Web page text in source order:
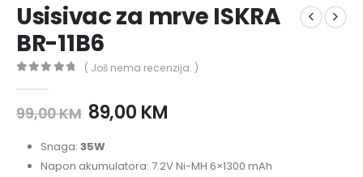
Usisivac za mrve ISKRA
BR-11B6
( Još nema recenzija. )
99,00KM 89,00 KM
Snaga: 35W
Napon akumulatora: 7.2V Ni-MH 6×1300 mAh